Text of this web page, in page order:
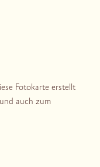
Fotokarte erstellt
auch zum